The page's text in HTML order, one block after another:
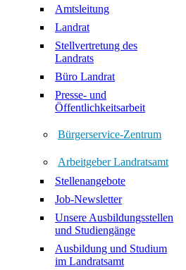
Amtsleitung
Landrat
Stellvertretung des
Landrats
Büro Landrat
Presse- und
Öffentlichkeitsarbeit
Bürgerservice-Zentrum
Arbeitgeber Landratsamt
Stellenangebote
Job-Newsletter
Unsere Ausbildungsstellen
und Studiengänge
Ausbildung und Studium
im Landratsamt